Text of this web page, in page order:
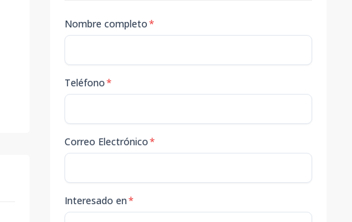
Nombre completo*
Teléfono*
Correo Electrónico*
Interesado en*